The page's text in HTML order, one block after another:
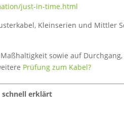
just-in-time.html
Kleinserien und Mittler
sowie auf
Prüfung zum Kabel?
schnell erklärt